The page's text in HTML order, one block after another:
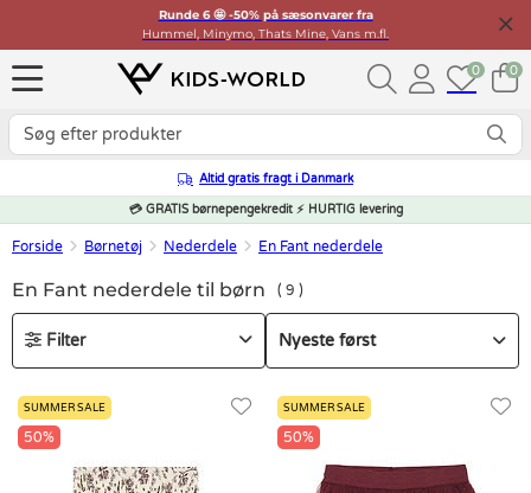
Runde 6 🤩 -50% på sæsonvarer fra
Hummel, Minymo, Thats Mine, Vans m.fl.
0 0
Altid gratis fragt i Danmark
💳 GRATIS børnepengekredit ⚡ HURTIG levering
Forside Børnetøj Nederdele En Fant nederdele
En Fant nederdele til børn 9
Filter
SUMMER SALE
50%
SUMMER SALE
50%